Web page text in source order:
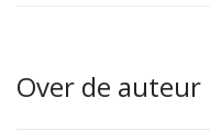
Over de auteur